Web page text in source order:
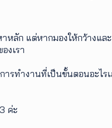
ก แต่หากมองให้กว้างและ
งเรา
ารทำงานที่เป็นขั้นตอนอะไ
ค่ะ